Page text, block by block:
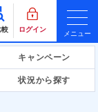
較 ログイン
メニュー
キャンペーン
状況から探す